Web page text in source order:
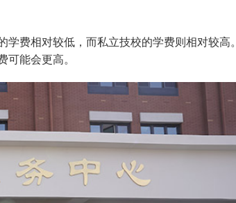
学费相对较低，而私立技校的学费则相对较高
可能会更高。